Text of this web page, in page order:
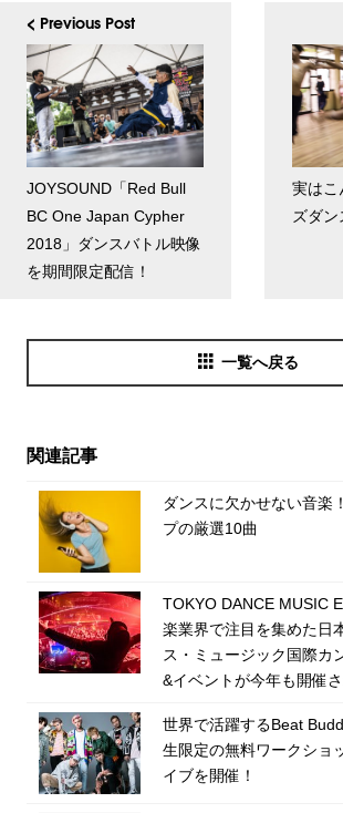
< Previous Post
JOYSOUND「Red Bull
BC One Japan Cypher
2018」ダンスバトル映像
を期間限定配信！
実はこ
ズダン
一覧へ戻る
関連記事
ダンスに欠かせない音楽
プの厳選10曲
TOKYO DANCE MUSIC
楽業界で注目を集めた日
ス・ミュージック国際カ
&イベントが今年も開催さ
世界で活躍するBeat
生限定の無料ワークショ
イブを開催！